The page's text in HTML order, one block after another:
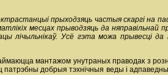
прыходзяць частыя скаргі на
месцах прыводзяць да няправільнай
лічыльнікаў. Усё гэта можа прывесці
мантажом унутраных праводак з
добрыя тэхнічныя веды і